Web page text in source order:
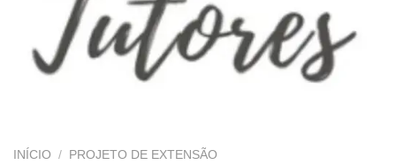
INÍCIO / PROJETO DE EXTENSÃO